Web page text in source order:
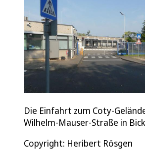
Die Einfahrt zum Coty-
Wilhelm-Mauser-Straße in
Copyright: Heribert Rösgen